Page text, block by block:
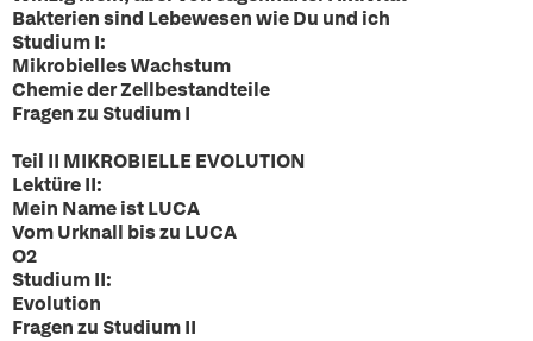
Bakterien sind Lebewesen wie Du und ich
Studium I:
Mikrobielles Wachstum
Chemie der Zellbestandteile
Fragen zu Studium I
Teil II MIKROBIELLE EVOLUTION
Lektüre II:
Mein Name ist LUCA
Vom Urknall bis zu LUCA
O2
Studium II:
Evolution
Fragen zu Studium II